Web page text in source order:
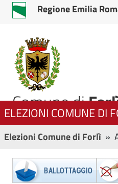
Regione Emilia
Comune di
ELEZIONI COMUNE DI
Elezioni Comune di Forlì »